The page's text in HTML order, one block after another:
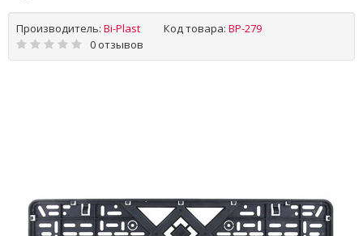
Производитель: Bi-Plast Код товара: BP-279
0 отзывов